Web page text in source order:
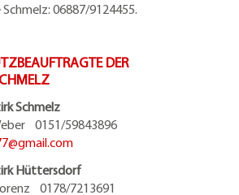
06887/9124455.
DER
Schmelz
0151/59843896
gmail.com
Hüttersdorf
0178/7213691